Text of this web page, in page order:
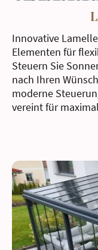
Innovative
Elementen für
Steuern Sie
nach Ihren
moderne
vereint für